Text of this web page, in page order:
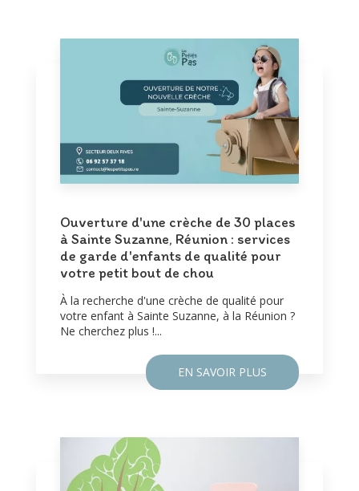
Ouverture d'une crèche de 30 places
à Sainte Suzanne, Réunion : services
de garde d'enfants de qualité pour
votre petit bout de chou
À la recherche d'une crèche de qualité pour
votre enfant à Sainte Suzanne, à la Réunion ?
Ne cherchez plus !...
EN SAVOIR PLUS